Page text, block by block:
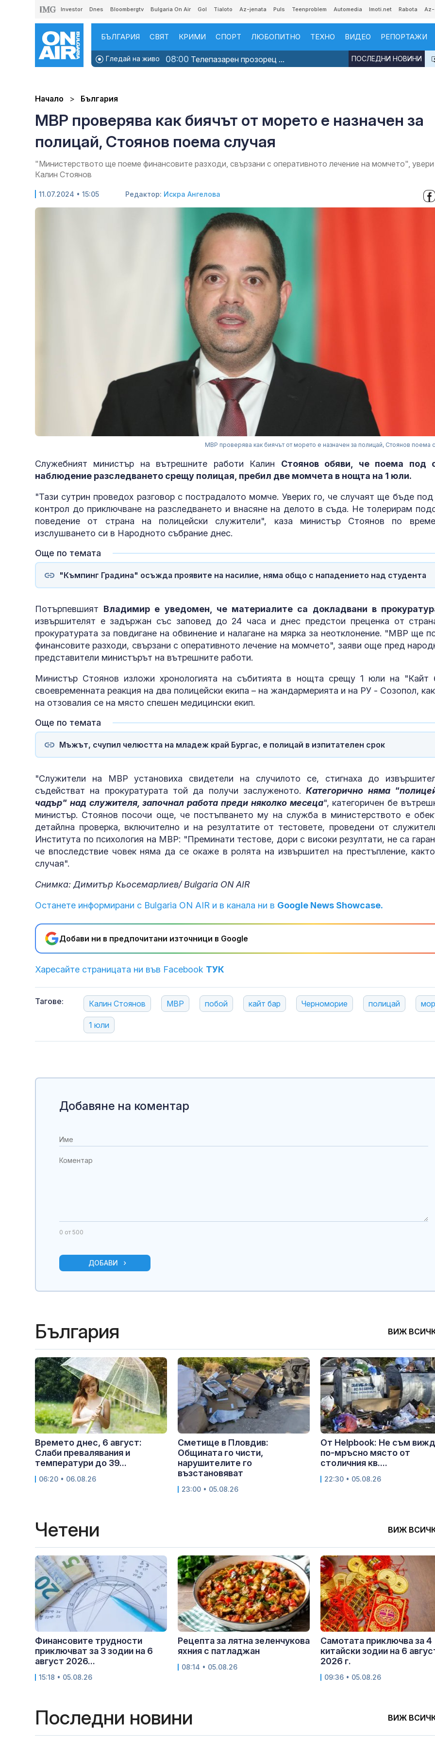
Investor Dnes Bloombergtv Bulgaria On Air Gol Tialoto Az-jenata Puls Teenproblem Automedia Imoti.net Rabota
БЪЛГАРИЯ СВЯТ КРИМИ СПОРТ ЛЮБОПИТНО ТЕХНО ВИДЕО РЕПОРТАЖИ
Гледай на живо 08:00 Телепазарен прозорец ... ПОСЛЕДНИ НОВИНИ
Начало България
МВР проверява как биячът от морето е назначен за
полицай, Стоянов поема случая
"Министерството ще поеме финансовите разходи, свързани с оперативното лечение на момчето", увери
Калин Стоянов
11.07.2024 • 15:05 Редактор: Искра Ангелова
МВР проверява как биячът от морето е назначен за полицай, Стоянов поема
Служебният министър на вътрешните работи Калин Стоянов обяви, че поема под
наблюдение разследването срещу полицая, пребил две момчета в нощта на 1 юли.
"Тази сутрин проведох разговор с пострадалото момче. Уверих го, че случаят ще бъде
контрол до приключване на разследването и внасяне на делото в съда. Не толерирам
поведение от страна на полицейски служители", каза министър Стоянов по
изслушването си в Народното събрание днес.
Още по темата
"Къмпинг Градина" осъжда проявите на насилие, няма общо с нападението над студента
Потърпевшият Владимир е уведомен, че материалите са докладвани в
извършителят е задържан със заповед до 24 часа и днес предстои преценка от
прокуратурата за повдигане на обвинение и налагане на мярка за неотклонение. "МВР ще
финансовите разходи, свързани с оперативното лечение на момчето", заяви още пред
представители министърът на вътрешните работи.
Министър Стоянов изложи хронологията на събитията в нощта срещу 1 юли на "Кайт
своевременната реакция на два полицейски екипа – на жандармерията и на РУ - Созопол,
на отзовалия се на място спешен медицински екип.
Още по темата
Мъжът, счупил челюстта на младеж край Бургас, е полицай в изпитателен срок
"Служители на МВР установиха свидетели на случилото се, стигнаха до
съдействат на прокуратурата той да получи заслуженото.Категорично няма
чадър" над служителя, започнал работа преди няколко месеца", категоричен бе
министър. Стоянов посочи още, че постъпването му на служба в министерството е
детайлна проверка, включително и на резултатите от тестовете, проведени от
Института по психология на МВР: "Преминати тестове, дори с високи резултати, не са
че впоследствие човек няма да се окаже в ролята на извършител на престъпление,
случая".
Снимка: Димитър Кьосемарлиев/ Bulgaria ON AIR
Останете информирани с Bulgaria ON AIR и в канала ни в Google News Showcase.
Добави ни в предпочитани източници в Google
Харесайте страницата ни във Facebook ТУК
Тагове: Калин Стоянов МВР побой кайт бар Черноморие полицай
1 юли
Убитият мъж в
ЦСКА 1948 с
равенство срещу
Панатинайкос
Жълт код:
Температурите днес
до 37 градуса
църквата направиха
Европа богата
Лазерна
показания и
противопоказания
може да
Сухота в
причини и
млн. лв. за
Добавяне на коментар
0 от 500
ДОБАВИ
България ВИЖ
Времето днес, 6 август:
Слаби превалявания и
температури до 39...
06:20 • 06.08.26
Сметище в Пловдив:
Общината го чисти,
нарушителите го
възстановяват
23:00 • 05.08.26
От Helpbook: Не съм
по-мръсно място от
столичния кв....
22:30 • 05.08.26
Четени ВИЖ
Финансовите трудности
приключват за 3 зодии на 6
август 2026...
15:18 • 05.08.26
Рецепта за лятна зеленчукова
яхния с патладжан
08:14 • 05.08.26
Самотата приключва за 4
китайски зодии на 6
2026 г.
09:36 • 05.08.26
Последни новини ВИЖ